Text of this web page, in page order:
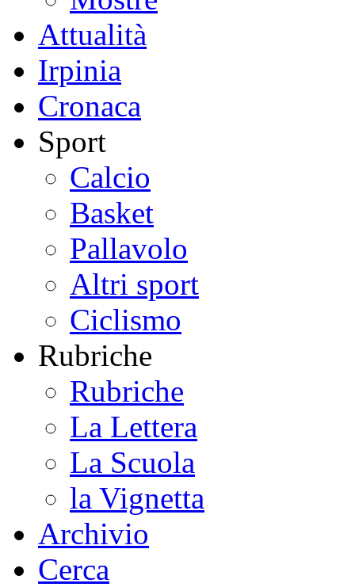
Attualità
Irpinia
Cronaca
Sport
Calcio
Basket
Pallavolo
Altri sport
Ciclismo
Rubriche
Rubriche
La Lettera
La Scuola
la Vignetta
Archivio
Cerca